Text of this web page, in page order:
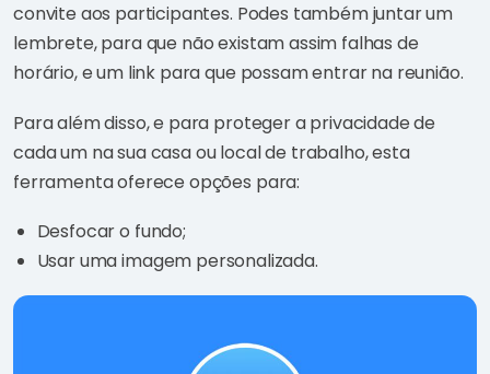
convite aos participantes. Podes também juntar um
lembrete, para que não existam assim falhas de
horário, e um link para que possam entrar na reunião.
Para além disso, e para proteger a privacidade de
cada um na sua casa ou local de trabalho, esta
ferramenta oferece opções para:
Desfocar o fundo;
Usar uma imagem personalizada.